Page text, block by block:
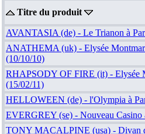
Titre du produit
AVANTASIA (de) - Le Trianon à
ANATHEMA (uk) - Elysée
(10/10/10)
RHAPSODY OF FIRE (it) - Elysée
(15/02/11)
HELLOWEEN (de) - l'Olympia à
EVERGREY (se) - Nouveau Casino
TONY MACALPINE (usa) - Divan